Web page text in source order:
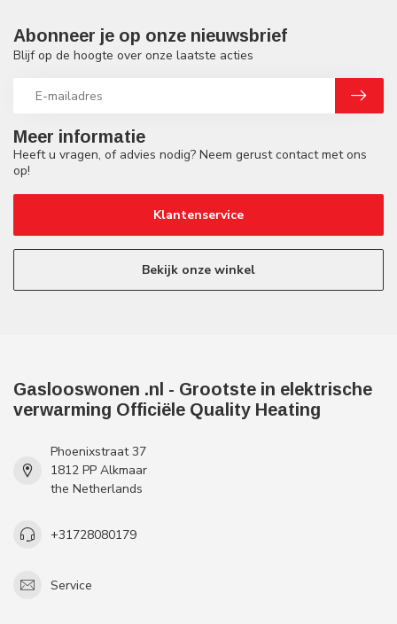
Meer informatie
Heeft u vragen, of advies nodig? Neem gerust contact met ons
op!
Klantenservice
Bekijk onze winkel
Abonneer je op onze nieuwsbrief
Blijf op de hoogte over onze laatste acties
Gaslooswonen .nl - Grootste in elektrische
verwarming Officiële Quality Heating
Phoenixstraat 37
1812 PP Alkmaar
the Netherlands
+31728080179
Service